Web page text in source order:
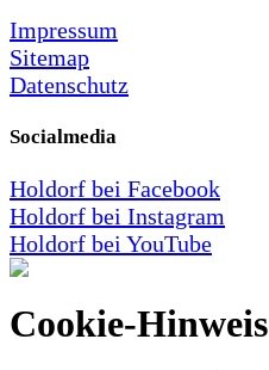
Impressum
Sitemap
Datenschutz
Socialmedia
Holdorf bei Facebook
Holdorf bei Instagram
Holdorf bei YouTube
Cookie-Hinweis